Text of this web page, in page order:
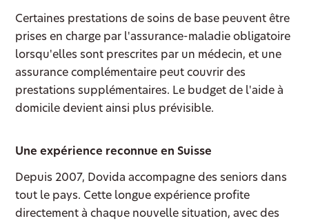
Certaines prestations de soins de base peuvent être
prises en charge par l'assurance-maladie obligatoire
lorsqu'elles sont prescrites par un médecin, et une
assurance complémentaire peut couvrir des
prestations supplémentaires. Le budget de l'aide à
domicile devient ainsi plus prévisible.
Une expérience reconnue en Suisse
Depuis 2007, Dovida accompagne des seniors dans
tout le pays. Cette longue expérience profite
directement à chaque nouvelle situation, avec des